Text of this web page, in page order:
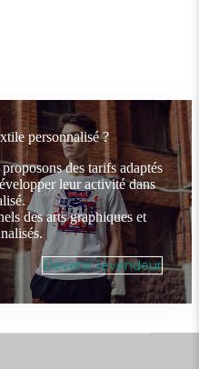
personnalisé ?
des tarifs adaptés
leur activité dans
des arts graphiques et
Devenir revendeur